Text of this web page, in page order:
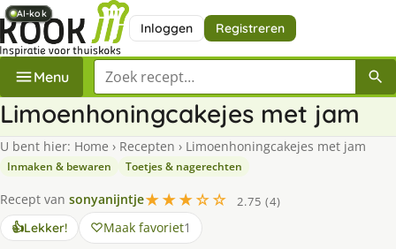
Inloggen Registreren
Menu Zoek een recept
Limoenhoningcakejes met jam
U bent hier: Home › Recepten › Limoenhoningcakejes met jam
Inmaken & bewaren Toetjes & nagerechten
Recept van sonyanijntje★★★☆☆
2.75 (4)
👍Lekker! Maak favoriet1
AI-kok
AI-kok
AI-kok
AI-kok
AI-kok